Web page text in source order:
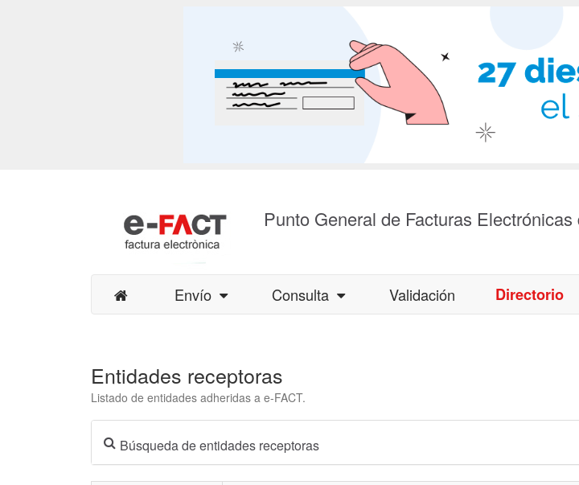
Punto General de Facturas
Envío Consulta Validación Directorio
Entidades receptoras
Listado de entidades adheridas a e-FACT.
Búsqueda de entidades receptoras